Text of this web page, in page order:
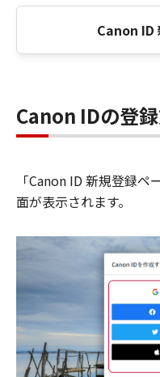
Canon ID
Canon IDの登
「Canon ID 新規登録
面が表示されます。